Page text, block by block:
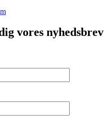
vores nyhedsbrev